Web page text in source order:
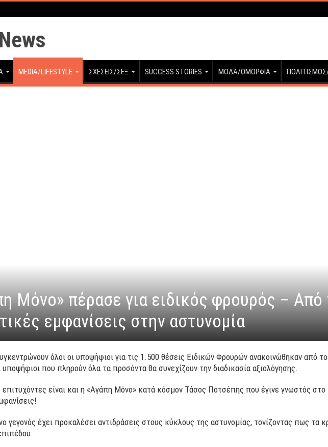
MEDIA/LIFESTYLE ΣΧΕΣΕΙΣ/ΣΕΞ SUCCESS STORIES ΜΟΔΑ/ΟΜΟΡΦΙΑ
Μόνο» πέρασε για ειδικός φρουρός – Από
εμφανίσεις στην αστυνομία
όλοι οι υποψήφιοι για τις 1.500 θέσεις Ειδικών Φρουρών ανακοινώθηκαν από
που πληρούν όλα τα προσόντα θα συνεχίζουν την διαδικασία αξιολόγησης.
είναι και η «Αγάπη Μόνο» κατά κόσμον Τάσος Ποτσέπης που έγινε γνωστός στο
γεγονός έχει προκαλέσει αντιδράσεις στους κύκλους της αστυνομίας, τονίζοντας πως τα